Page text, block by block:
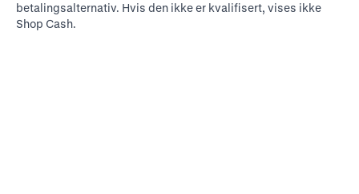
betalingsalternativ. Hvis den ikke er kvalifisert, vises ikke
Shop Cash.